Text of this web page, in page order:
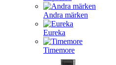
Andra märken
Eureka
Timemore